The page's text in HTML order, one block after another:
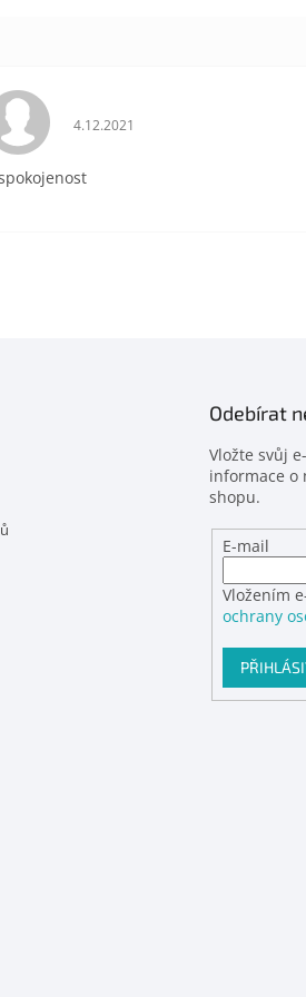
Hodnocení obchodu je 5 z 5
4.12.2021
Odebírat
Vložte svůj
informace o
shopu.
E-mail
Vložením
ochrany